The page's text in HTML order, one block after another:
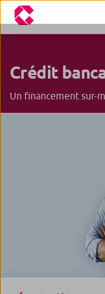
Crédit
Un financement sur-